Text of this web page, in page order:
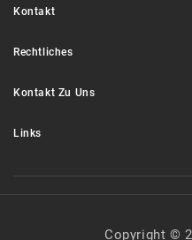
Kontakt
Rechtliches
Kontakt Zu Uns
Links
Copyright ©